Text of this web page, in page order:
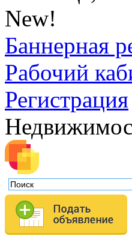
New!
Баннерная
Рабочий
Регистрация